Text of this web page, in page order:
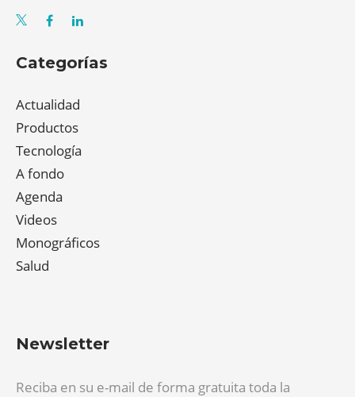
Categorías
Actualidad
Productos
Tecnología
A fondo
Agenda
Videos
Monográficos
Salud
Newsletter
Reciba en su e-mail de forma gratuita toda la